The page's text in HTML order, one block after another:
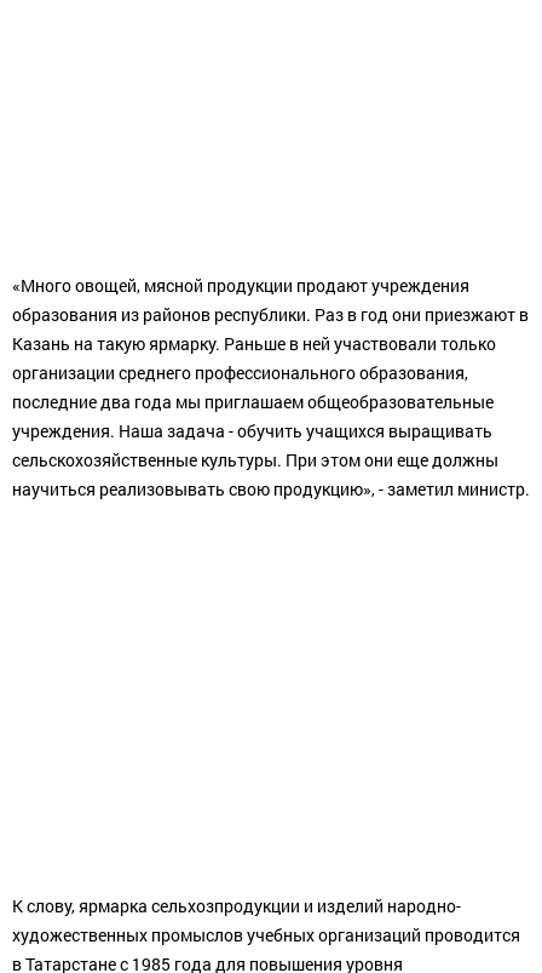
«Много овощей, мясной продукции продают учреждения
образования из районов республики. Раз в год они приезжают в
Казань на такую ярмарку. Раньше в ней участвовали только
организации среднего профессионального образования,
последние два года мы приглашаем общеобразовательные
учреждения. Наша задача - обучить учащихся выращивать
сельскохозяйственные культуры. При этом они еще должны
научиться реализовывать свою продукцию», - заметил министр.
К слову, ярмарка сельхозпродукции и изделий народно-
художественных промыслов учебных организаций проводится
в Татарстане с 1985 года для повышения уровня